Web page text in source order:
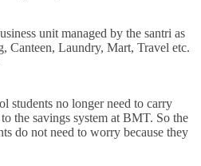
unit managed by the santri as
Canteen, Laundry, Mart, Travel etc.
students no longer need to carry
the savings system at BMT. So the
do not need to worry because they